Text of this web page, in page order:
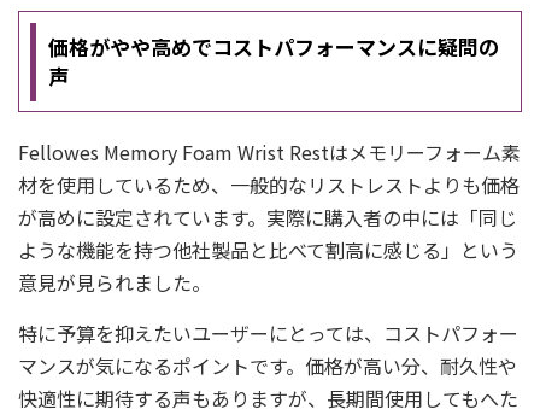
価格がやや高めでコストパフォーマンスに疑問の
声
Fellowes Memory Foam Wrist Restはメモリーフォーム素
材を使用しているため、一般的なリストレストよりも価格
が高めに設定されています。実際に購入者の中には「同じ
ような機能を持つ他社製品と比べて割高に感じる」という
意見が見られました。
特に予算を抑えたいユーザーにとっては、コストパフォー
マンスが気になるポイントです。価格が高い分、耐久性や
快適性に期待する声もありますが、長期間使用してもへた